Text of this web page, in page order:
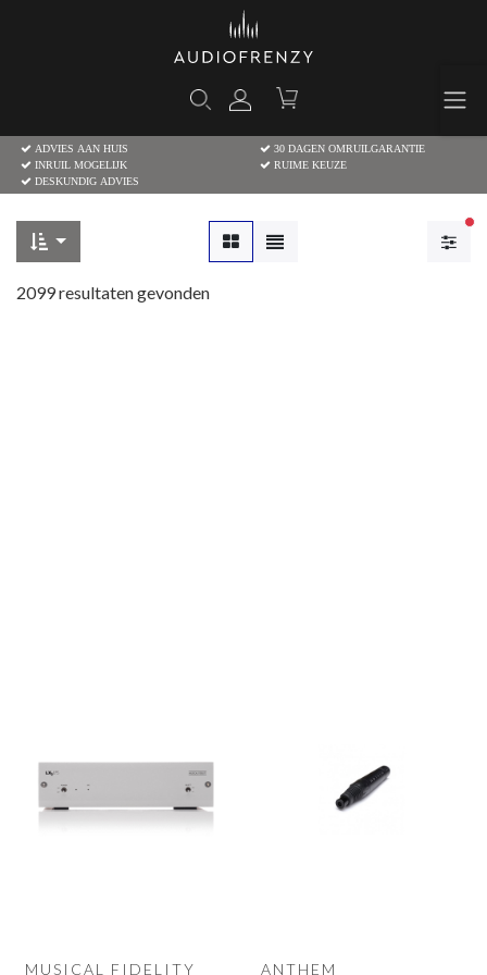
ADVIES AAN HUIS
30 DAGEN OMRUILGARANTIE
INRUIL MOGELIJK
RUIME KEUZE
DESKUNDIG ADVIES
2099resultaten gevonden
MUSICAL FIDELITY ANTHEM